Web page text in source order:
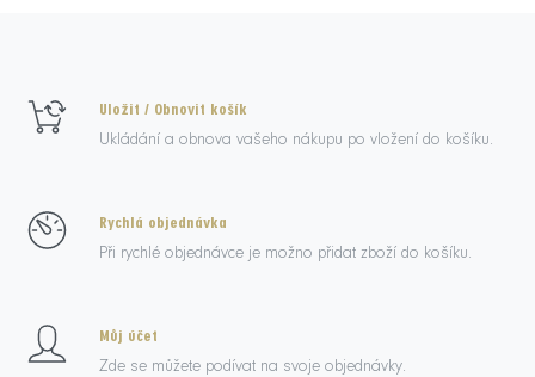
Uložit / Obnovit košík
Ukládání a obnova vašeho nákupu po vložení do košíku.
Rychlá objednávka
Při rychlé objednávce je možno přidat zboží do košíku.
Můj účet
Zde se můžete podívat na svoje objednávky.